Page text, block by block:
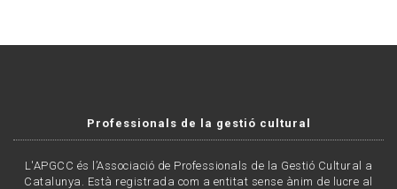
Professionals de la gestió cultural
L'APGCC és l’Associació de Professionals de la Gestió Cultural a
Catalunya. Està registrada com a entitat sense ànim de lucre al